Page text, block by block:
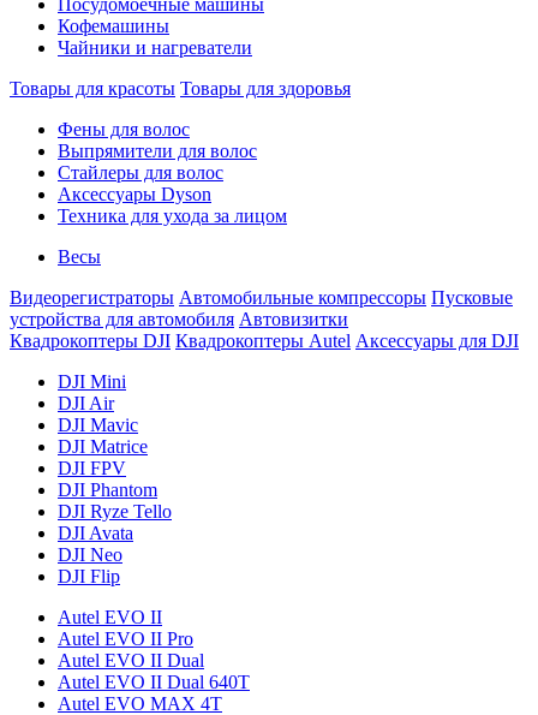
Посудомоечные машины
Кофемашины
Чайники и нагреватели
Товары для красоты Товары для здоровья
Фены для волос
Выпрямители для волос
Стайлеры для волос
Аксессуары Dyson
Техника для ухода за лицом
Весы
Видеорегистраторы Автомобильные компрессоры Пусковые
устройства для автомобиля Автовизитки
Квадрокоптеры DJI Квадрокоптеры Autel Аксессуары для DJI
DJI Mini
DJI Air
DJI Mavic
DJI Matrice
DJI FPV
DJI Phantom
DJI Ryze Tello
DJI Avata
DJI Neo
DJI Flip
Autel EVO II
Autel EVO II Pro
Autel EVO II Dual
Autel EVO II Dual 640T
Autel EVO MAX 4T